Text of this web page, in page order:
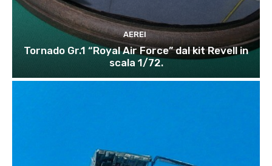
AEREI
Tornado Gr.1 “Royal Air Force” dal kit Revell in
scala 1/72.